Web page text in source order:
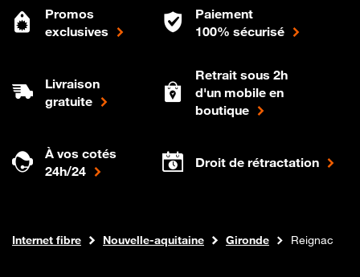
Promos
exclusives
Paiement
100% sécurisé
Livraison
gratuite
Retrait sous 2h
d'un mobile en
boutique
À vos cotés
24h/24
Droit de rétractation
Boutique Orange
Internet fibre Nouvelle-aquitaine Gironde Reignac